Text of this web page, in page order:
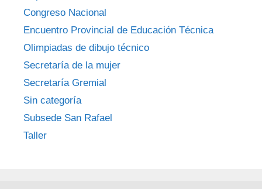
Congreso Nacional
Encuentro Provincial de Educación Técnica
Olimpiadas de dibujo técnico
Secretaría de la mujer
Secretaría Gremial
Sin categoría
Subsede San Rafael
Taller